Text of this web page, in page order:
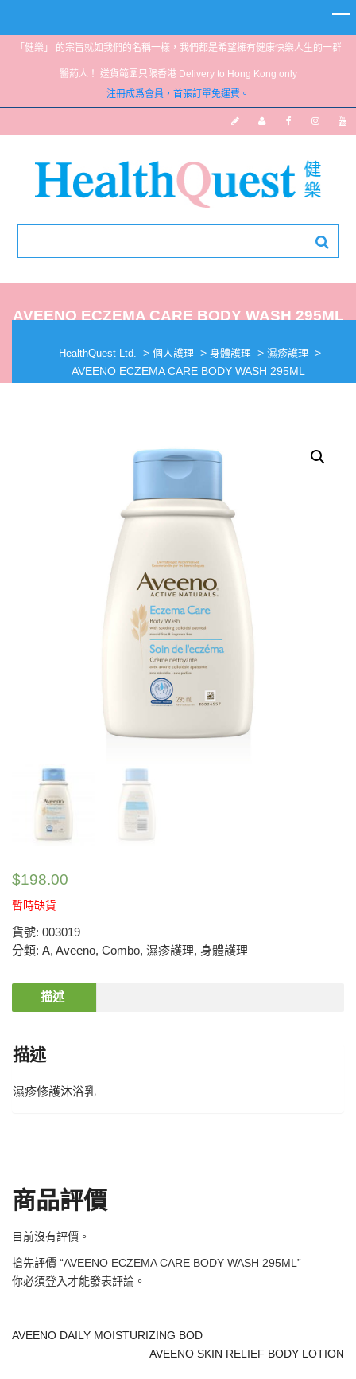
「健樂」 的宗旨就如我們的名稱一樣，我們都是希望擁有健康快樂人生的一群
醫葯人！ 送貨範圍只限香港 Delivery to Hong Kong only
注冊成爲會員，首張訂單免運費。
AVEENO ECZEMA CARE BODY WASH 295ML
HealthQuest Ltd. > 個人護理 > 身體護理 > 濕疹護理 >
AVEENO ECZEMA CARE BODY WASH 295ML
$198.00
暫時缺貨
貨號: 003019
分類: A, Aveeno, Combo, 濕疹護理, 身體護理
描述
描述
濕疹修護沐浴乳
商品評價
目前沒有評價。
搶先評價 “AVEENO ECZEMA CARE BODY WASH 295ML”
你必須登入才能發表評論。
AVEENO DAILY MOISTURIZING BOD
AVEENO SKIN RELIEF BODY LOTION